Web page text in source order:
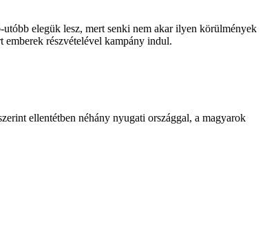
elegük lesz, mert senki nem akar ilyen körülmények
részvételével kampány indul.
ellentétben néhány nyugati országgal, a magyarok